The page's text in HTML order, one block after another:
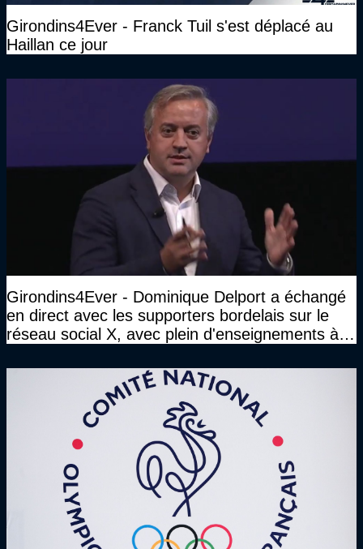
Girondins4Ever - Franck Tuil s'est déplacé au
Haillan ce jour
Girondins4Ever - Dominique Delport a échangé
en direct avec les supporters bordelais sur le
réseau social X, avec plein d'enseignements à la